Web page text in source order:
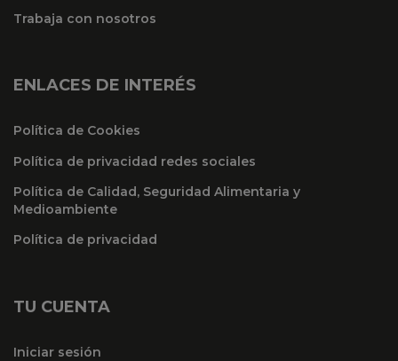
Trabaja con nosotros
ENLACES DE INTERÉS
Política de Cookies
Política de privacidad redes sociales
Política de Calidad, Seguridad Alimentaria y
Medioambiente
Política de privacidad
TU CUENTA
Iniciar sesión